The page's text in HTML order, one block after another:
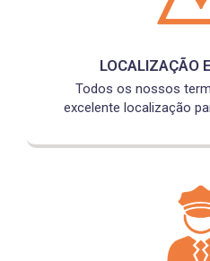
LOCALIZAÇÃO
Todos os nossos
excelente localização